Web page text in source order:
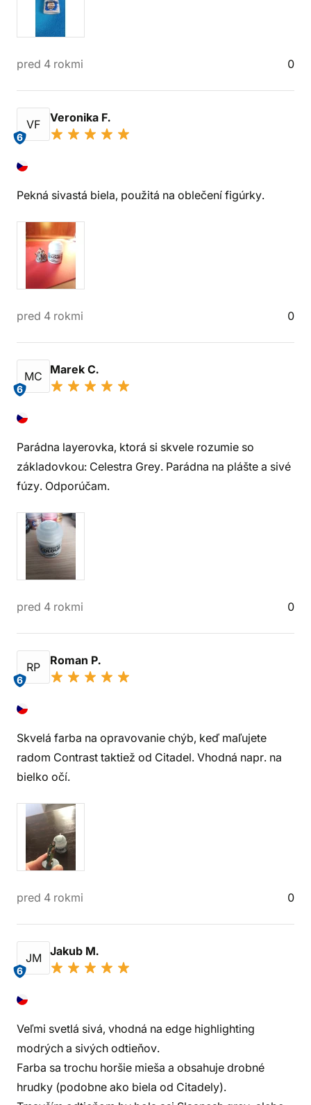
pred 4 rokmi 0
VF
6
Veronika F.
Pekná sivastá biela, použitá na oblečení figúrky.
pred 4 rokmi 0
MC
6
Marek C.
Parádna layerovka, ktorá si skvele rozumie so
základovkou: Celestra Grey. Parádna na plášte a sivé
fúzy. Odporúčam.
pred 4 rokmi 0
RP
6
Roman P.
Skvelá farba na opravovanie chýb, keď maľujete
radom Contrast taktiež od Citadel. Vhodná napr. na
bielko očí.
pred 4 rokmi 0
JM
6
Jakub M.
Veľmi svetlá sivá, vhodná na edge highlighting
modrých a sivých odtieňov.
Farba sa trochu horšie mieša a obsahuje drobné
hrudky (podobne ako biela od Citadely).